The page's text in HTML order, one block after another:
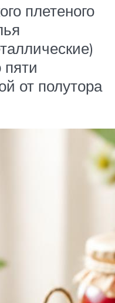
плетеного
от полутора